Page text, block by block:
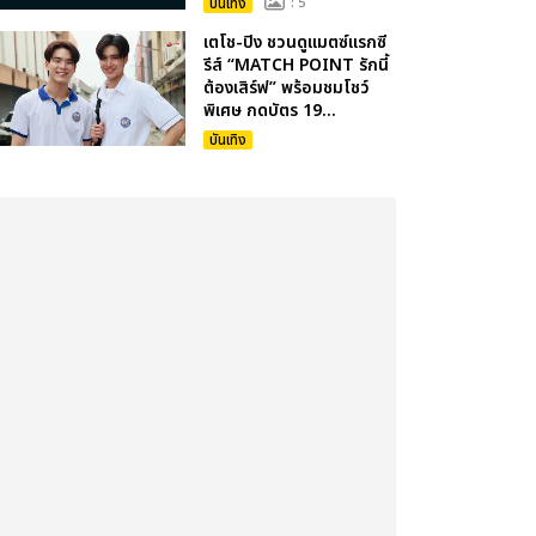
เตโช-ปิง ชวนดูแมตซ์แรกซี
รีส์ “MATCH POINT รักนี้
ต้องเสิร์ฟ” พร้อมชมโชว์
พิเศษ กดบัตร 19...
บันเทิง